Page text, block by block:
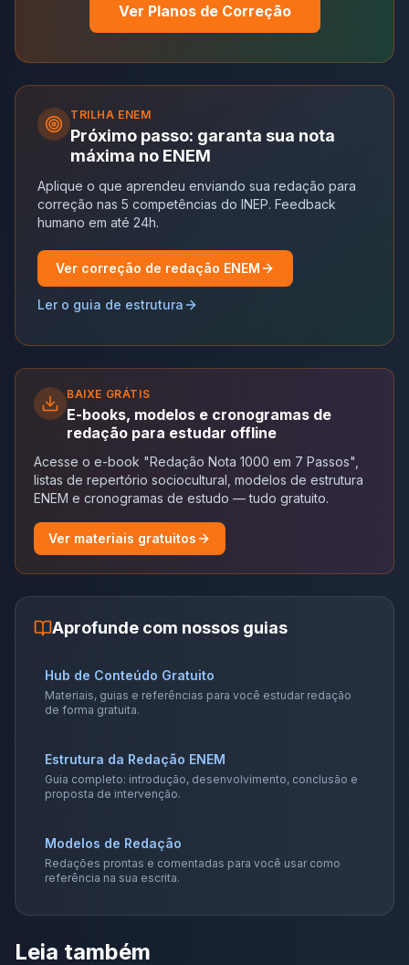
Ver Planos de Correção
TRILHA ENEM
Próximo passo: garanta sua nota
máxima no ENEM
Aplique o que aprendeu enviando sua redação para
correção nas 5 competências do INEP. Feedback
humano em até 24h.
Ver correção de redação ENEM
Ler o guia de estrutura
BAIXE GRÁTIS
E-books, modelos e cronogramas de
redação para estudar offline
Acesse o e-book "Redação Nota 1000 em 7 Passos",
listas de repertório sociocultural, modelos de estrutura
ENEM e cronogramas de estudo — tudo gratuito.
Ver materiais gratuitos
Aprofunde com nossos guias
Hub de Conteúdo Gratuito
Materiais, guias e referências para você estudar redação
de forma gratuita.
Estrutura da Redação ENEM
Guia completo: introdução, desenvolvimento, conclusão e
proposta de intervenção.
Modelos de Redação
Redações prontas e comentadas para você usar como
referência na sua escrita.
Leia também